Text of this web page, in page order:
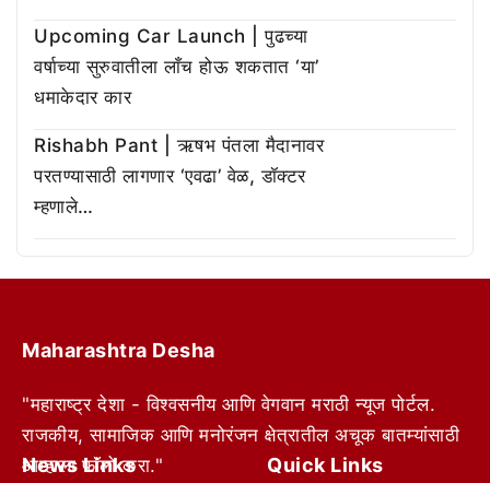
Upcoming Car Launch | पुढच्या
वर्षाच्या सुरुवातीला लाँच होऊ शकतात ‘या’
धमाकेदार कार
Rishabh Pant | ऋषभ पंतला मैदानावर
परतण्यासाठी लागणार ‘एवढा’ वेळ, डॉक्टर
म्हणाले…
Maharashtra Desha
"महाराष्ट्र देशा - विश्वसनीय आणि वेगवान मराठी न्यूज पोर्टल.
राजकीय, सामाजिक आणि मनोरंजन क्षेत्रातील अचूक बातम्यांसाठी
आम्हाला फॉलो करा."
News Links Quick Links